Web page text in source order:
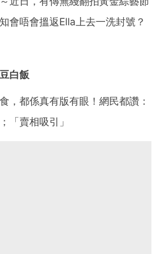
會唔會搵返Ella上去一洗封號？
白飯
，都係真有版有眼！網民都讚：
「賣相吸引」